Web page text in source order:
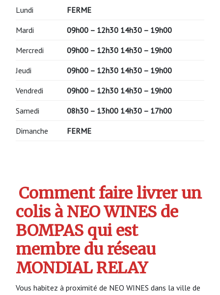
Lundi FERME
Mardi 09h00 – 12h30 14h30 – 19h00
Mercredi 09h00 – 12h30 14h30 – 19h00
Jeudi 09h00 – 12h30 14h30 – 19h00
Vendredi 09h00 – 12h30 14h30 – 19h00
Samedi 08h30 – 13h00 14h30 – 17h00
Dimanche FERME
Comment faire livrer un
colis à NEO WINES de
BOMPAS qui est
membre du réseau
MONDIAL RELAY
Vous habitez à proximité de NEO WINES dans la ville de